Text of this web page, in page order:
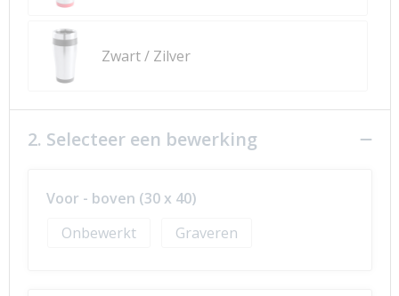
Zwart / Zilver
2. Selecteer een bewerking
Voor - boven (30 x 40)
Onbewerkt
Graveren